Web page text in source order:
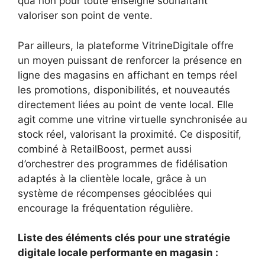
valoriser son point de vente.
Par ailleurs, la plateforme VitrineDigitale offre
un moyen puissant de renforcer la présence en
ligne des magasins en affichant en temps réel
les promotions, disponibilités, et nouveautés
directement liées au point de vente local. Elle
agit comme une vitrine virtuelle synchronisée au
stock réel, valorisant la proximité. Ce dispositif,
combiné à RetailBoost, permet aussi
d’orchestrer des programmes de fidélisation
adaptés à la clientèle locale, grâce à un
système de récompenses géociblées qui
encourage la fréquentation régulière.
Liste des éléments clés pour une stratégie
digitale locale performante en magasin :